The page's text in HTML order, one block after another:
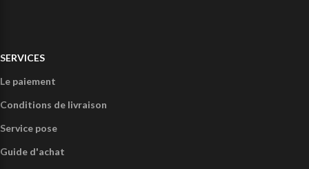
SERVICES
Le paiement
Conditions de livraison
Service pose
Guide d'achat